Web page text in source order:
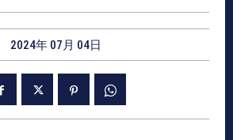
2024年 07月 04日